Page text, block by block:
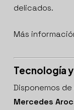
delicados.
Más
Tecnología
Disponemos de
Mercedes